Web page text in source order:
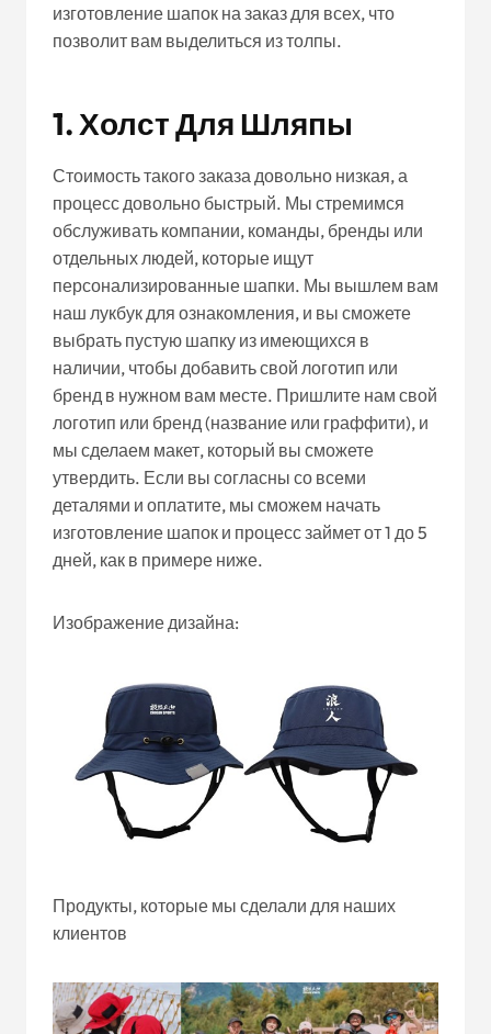
изготовление шапок на заказ для всех, что
позволит вам выделиться из толпы.
1. Холст Для Шляпы
Стоимость такого заказа довольно низкая, а
процесс довольно быстрый. Мы стремимся
обслуживать компании, команды, бренды или
отдельных людей, которые ищут
персонализированные шапки. Мы вышлем вам
наш лукбук для ознакомления, и вы сможете
выбрать пустую шапку из имеющихся в
наличии, чтобы добавить свой логотип или
бренд в нужном вам месте. Пришлите нам свой
логотип или бренд (название или граффити), и
мы сделаем макет, который вы сможете
утвердить. Если вы согласны со всеми
деталями и оплатите, мы сможем начать
изготовление шапок и процесс займет от 1 до 5
дней, как в примере ниже.
Изображение дизайна:
Продукты, которые мы сделали для наших
клиентов